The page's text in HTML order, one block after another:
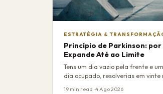
ESTRATÉGIA &
Princípio de Parkinson:
Expande Até ao Limite
Tens um dia vazio pela frente e
dia ocupado, resolverias em vinte
19 min read · 4 Ago 2026